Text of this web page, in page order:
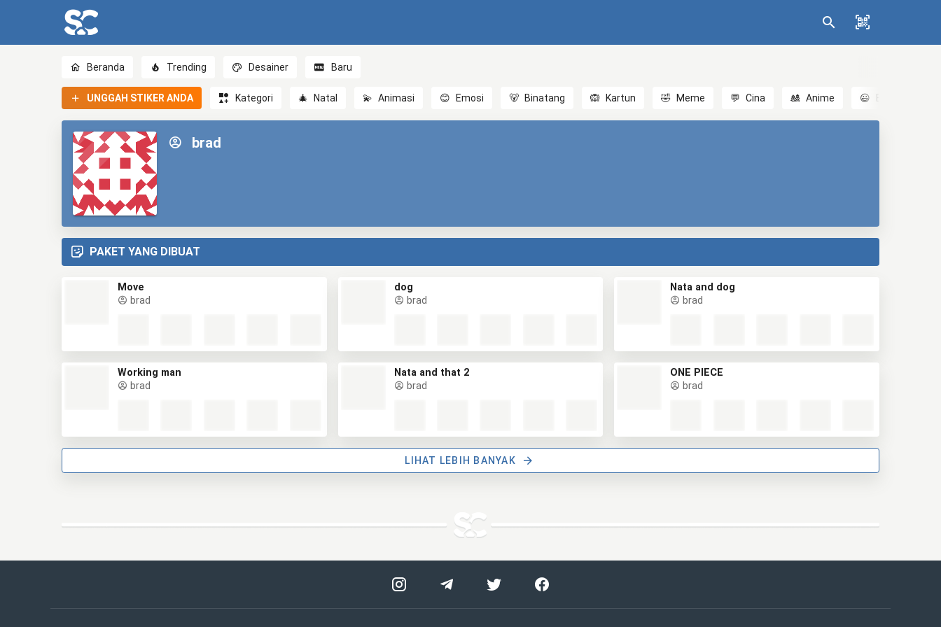
Beranda Trending Desainer Baru
UNGGAH STIKER ANDA Kategori 🎄 Natal 💫 Animasi 😊 Emosi 🐻 Binatang 🙉 Kartun 🤣 Meme 💬 Cina 🎎 Anime 😃
brad
PAKET YANG DIBUAT
Move
brad
dog
brad
Nata and dog
brad
Working man
brad
Nata and that 2
brad
ONE PIECE
brad
LIHAT LEBIH BANYAK